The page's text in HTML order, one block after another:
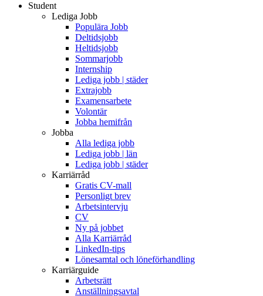
Student
Lediga Jobb
Populära Jobb
Deltidsjobb
Heltidsjobb
Sommarjobb
Internship
Lediga jobb | städer
Extrajobb
Examensarbete
Volontär
Jobba hemifrån
Jobba
Alla lediga jobb
Lediga jobb | län
Lediga jobb | städer
Karriärråd
Gratis CV-mall
Personligt brev
Arbetsintervju
CV
Ny på jobbet
Alla Karriärråd
LinkedIn-tips
Lönesamtal och löneförhandling
Karriärguide
Arbetsrätt
Anställningsavtal